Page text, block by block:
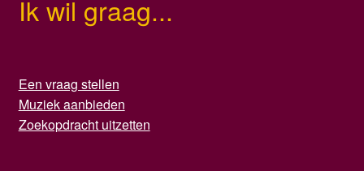
Ik wil graag...
Een vraag stellen
Muziek aanbieden
Zoekopdracht uitzetten